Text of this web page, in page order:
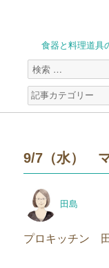
食器と料理道具
検
索
対
象:
9/7（水）
稿
田島
プロキッチン 田